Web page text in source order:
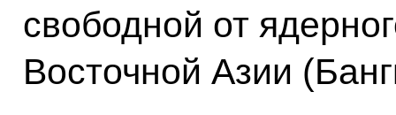
свободной от
Восточной Азии